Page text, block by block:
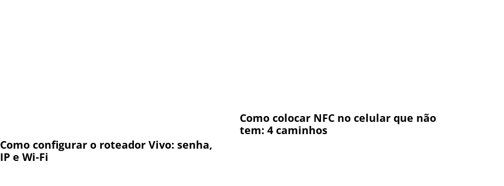
Como configurar o roteador Vivo: senha,
IP e Wi-Fi
Como colocar NFC no celular que não
tem: 4 caminhos